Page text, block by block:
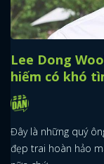
Lee Dong
hiếm có khó
Đây là những quý
đẹp trai hoàn hảo